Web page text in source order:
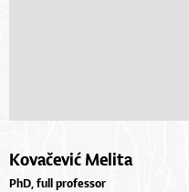
Kovačević Melita
PhD, full professor